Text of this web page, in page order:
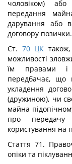
чоловіком)
передання
дарування або в
договору позички.
Ст. 70 ЦК
можливості
їм правами і
передбачає, що
укладення
(дружиною), чи
майна
про передачу
користування на
Стаття 71.
опіки та